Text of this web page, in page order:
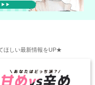
ほしい最新情報をUP★